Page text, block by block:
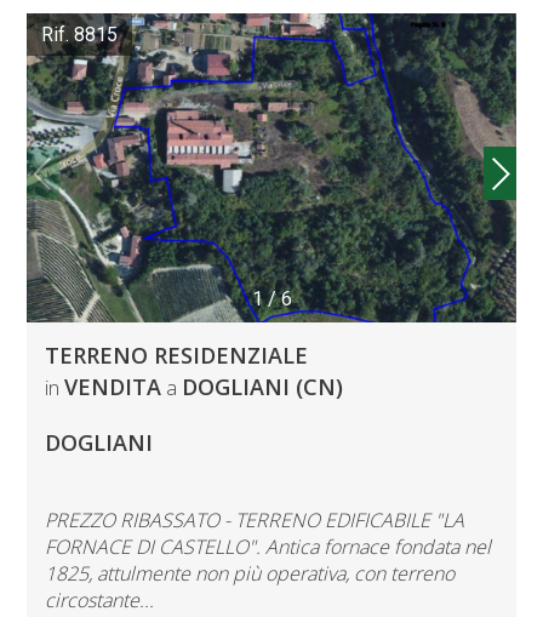
1/6
Rif. 8815
TERRENO RESIDENZIALE
in VENDITAa DOGLIANI (CN)
DOGLIANI
PREZZO RIBASSATO - TERRENO EDIFICABILE "LA
FORNACE DI CASTELLO". Antica fornace fondata nel
1825, attulmente non più operativa, con terreno
circostante...